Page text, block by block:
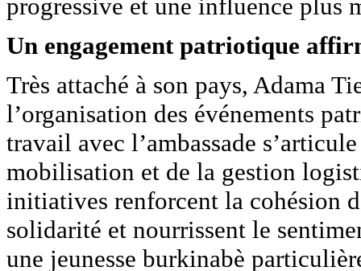
progressive et une influence plus
Un engagement patriotique
Très attaché à son pays, Adama
l’organisation des événements
travail avec l’ambassade
mobilisation et de la gestion
initiatives renforcent la cohésion
solidarité et nourrissent le
une jeunesse burkinabè